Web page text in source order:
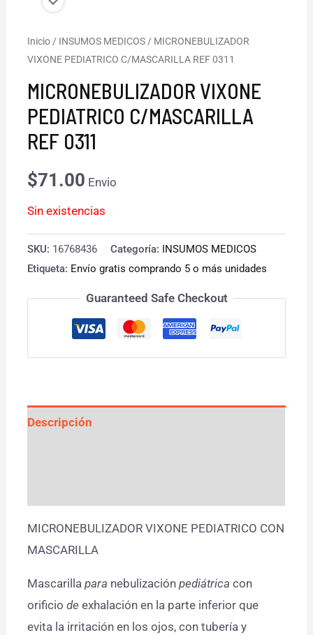
Inicio / INSUMOS MEDICOS / MICRONEBULIZADOR
VIXONE PEDIATRICO C/MASCARILLA REF 0311
MICRONEBULIZADOR VIXONE
PEDIATRICO C/MASCARILLA
REF 0311
$71.00 Envio
Sin existencias
SKU: 16768436 Categoría:
INSUMOS MEDICOS
Etiqueta: Envío gratis comprando 5 o más unidades
Guaranteed Safe Checkout
Descripción
MICRONEBULIZADOR VIXONE PEDIATRICO CON
MASCARILLA
Mascarillapara nebulizaciónpediátrica con
orificiode exhalación en la parte inferior que
evita la irritación en los ojos, con tubería y